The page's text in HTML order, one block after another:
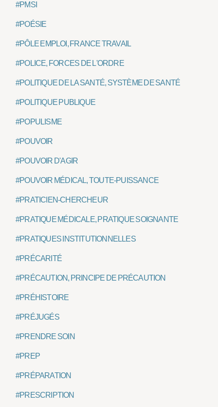
#PMSI
#POÉSIE
#PÔLE EMPLOI, FRANCE TRAVAIL
#POLICE, FORCES DE L'ORDRE
#POLITIQUE DE LA SANTÉ, SYSTÈME DE SANTÉ
#POLITIQUE PUBLIQUE
#POPULISME
#POUVOIR
#POUVOIR D'AGIR
#POUVOIR MÉDICAL, TOUTE-PUISSANCE
#PRATICIEN-CHERCHEUR
#PRATIQUE MÉDICALE, PRATIQUE SOIGNANTE
#PRATIQUES INSTITUTIONNELLES
#PRÉCARITÉ
#PRÉCAUTION, PRINCIPE DE PRÉCAUTION
#PRÉHISTOIRE
#PRÉJUGÉS
#PRENDRE SOIN
#PREP
#PRÉPARATION
#PRESCRIPTION